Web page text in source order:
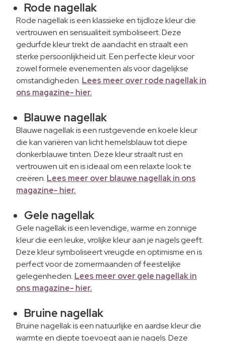
Rode nagellak
Rode nagellak is een klassieke en tijdloze kleur die
vertrouwen en sensualiteit symboliseert. Deze
gedurfde kleur trekt de aandacht en straalt een
sterke persoonlijkheid uit. Een perfecte kleur voor
zowel formele evenementen als voor dagelijkse
omstandigheden. Lees meer over rode nagellak in
ons magazine- hier.
Blauwe nagellak
Blauwe nagellak is een rustgevende en koele kleur
die kan variëren van licht hemelsblauw tot diepe
donkerblauwe tinten. Deze kleur straalt rust en
vertrouwen uit en is ideaal om een relaxte look te
creëren. Lees meer over blauwe nagellak in ons
magazine- hier.
Gele nagellak
Gele nagellak is een levendige, warme en zonnige
kleur die een leuke, vrolijke kleur aan je nagels geeft.
Deze kleur symboliseert vreugde en optimisme en is
perfect voor de zomermaanden of feestelijke
gelegenheden. Lees meer over gele nagellak in
ons magazine- hier.
Bruine nagellak
Bruine nagellak is een natuurlijke en aardse kleur die
warmte en diepte toevoegt aan je nagels. Deze